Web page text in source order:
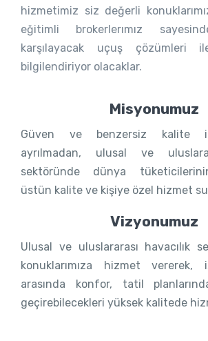
hizmetimiz siz değerli
eğitimli brokerlerımız
karşılayacak uçuş çözümleri
bilgilendiriyor olacaklar.
Misyonumuz
Güven ve benzersiz kalite
ayrılmadan, ulusal ve
sektöründe dünya
üstün kalite ve kişiye özel hizmet
Vizyonumuz
Ulusal ve uluslararası havacılık
konuklarımıza hizmet vererek,
arasında konfor, tatil
geçirebilecekleri yüksek kalitede